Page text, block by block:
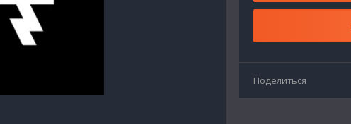
Поделиться